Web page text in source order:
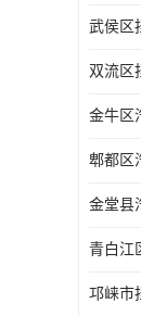
武侯区
双流区
金牛区
邛崃市